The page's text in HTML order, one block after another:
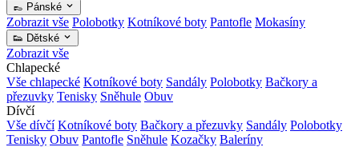
👞 Pánské
Zobrazit vše Polobotky Kotníkové boty Pantofle Mokasíny
👟 Dětské
Zobrazit vše
Chlapecké
Vše chlapecké Kotníkové boty Sandály Polobotky Bačkory a
přezuvky Tenisky Sněhule Obuv
Dívčí
Vše dívčí Kotníkové boty Bačkory a přezuvky Sandály Polobotky
Tenisky Obuv Pantofle Sněhule Kozačky Baleríny